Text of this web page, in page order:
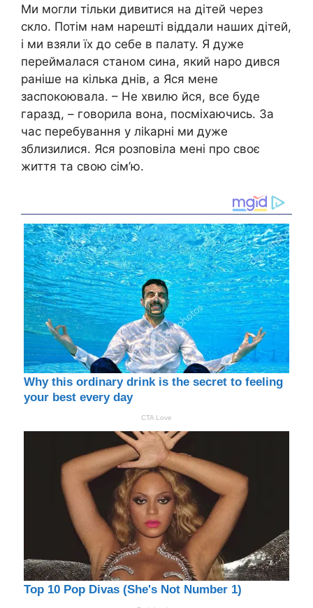
Ми могли тільки дивитися на дітей через
скло. Потім нам нарешті віддали наших дітей,
і ми взяли їх до себе в палату. Я дуже
переймалася станом сина, який наро дився
раніше на кілька днів, а Яся мене
заспокоювала. – Не хвилю йся, все буде
гаразд, – говорила вона, посміхаючись. За
час перебування у ліkарні ми дуже
зблизилися. Яся розповіла мені про своє
життя та свою сім’ю.